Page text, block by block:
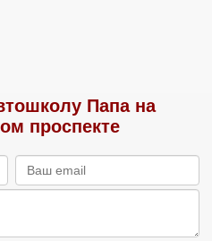
Папа на
проспекте